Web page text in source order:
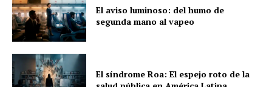
El aviso luminoso: del humo de
segunda mano al vapeo
El síndrome Roa: El espejo roto de la